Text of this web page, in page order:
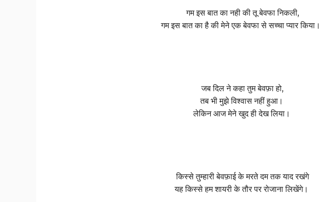
गम इस बात का नही की तू बेवफा निकली,
गम इस बात का है की मेने एक बेवफा से सच्चा प्यार किया।
जब दिल ने कहा तुम बेवफ़ा हो,
तब भी मुझे विश्वास नहीं हुआ।
लेकिन आज मेने खुद ही देख लिया।
किस्से तुम्हारी बेवफ़ाई के मरते दम तक याद रखंगे
यह किस्से हम शायरी के तौर पर रोजाना लिखेंगे।